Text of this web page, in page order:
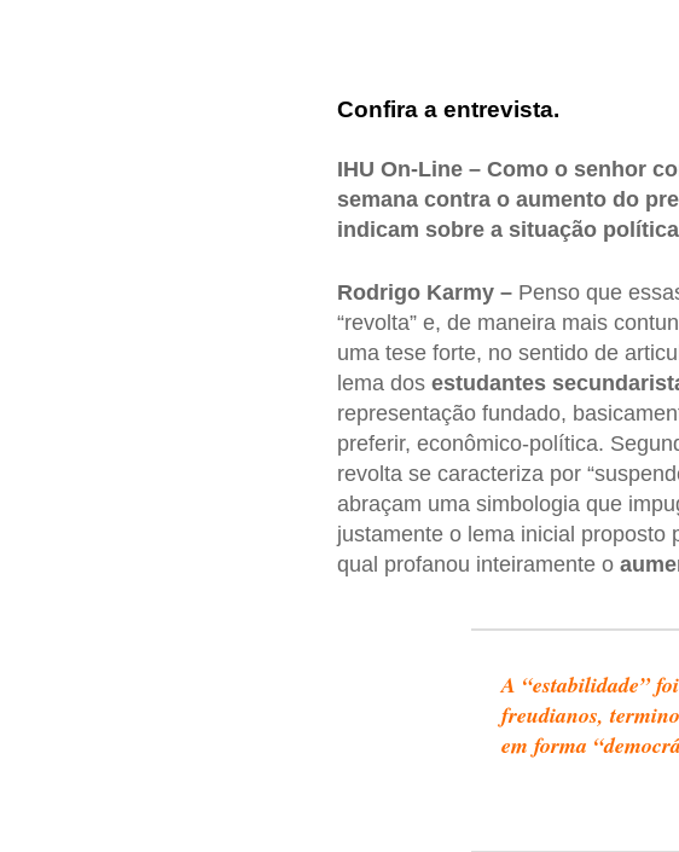
Confira a entrevista.
IHU On-Line – Como o senhor
semana contra o aumento do
indicam sobre a situação
Rodrigo Karmy –Penso que
“revolta” e, de maneira mais
uma tese forte, no sentido de
lema dos estudantes
representação fundado,
preferir, econômico-política.
revolta se caracteriza por
abraçam uma simbologia que
justamente o lema inicial proposto
qual profanou inteiramente o
A “estabilidade”
freudianos,
em forma